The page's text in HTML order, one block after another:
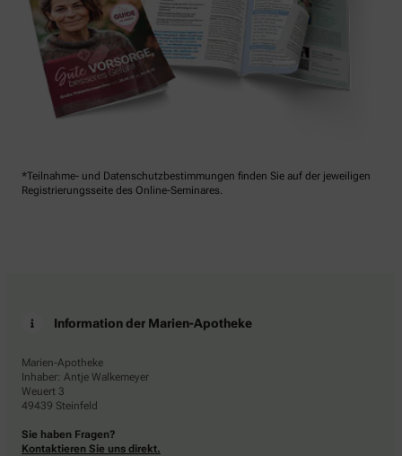
*Teilnahme- und Datenschutzbestimmungen finden Sie auf der jeweiligen
Registrierungsseite des Online-Seminares.
Information der Marien-Apotheke
Marien-Apotheke
Inhaber: Antje Walkemeyer
Weuert 3
49439 Steinfeld
Sie haben Fragen?
Kontaktieren Sie uns direkt.